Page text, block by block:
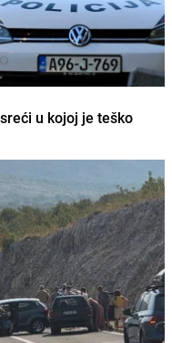
u kojoj je teško